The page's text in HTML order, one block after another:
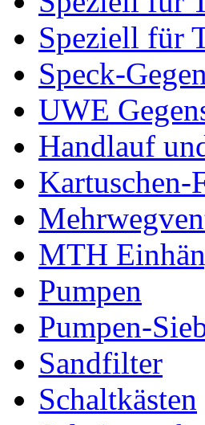
Speziell für
Speck-
UWE
Handlauf
Kartuschen-
MTH
Pumpen
Pumpen-
Sandfilter
Schaltkästen